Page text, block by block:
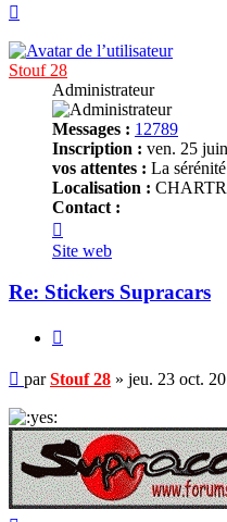
Stouf 28
Administrateur
Messages : 12789
Inscription : ven. 25
vos attentes : La
Localisation :
Contact :
Stouf
28
Site web
Re: Stickers Supracars
Message
non
lu
parStouf 28 » jeu. 23 oct.